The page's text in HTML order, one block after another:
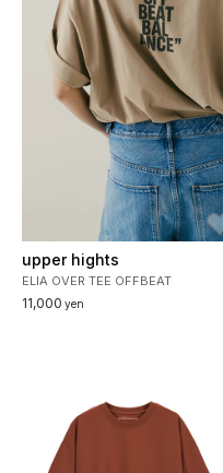
upper hights
ELIA OVER TEE OFFBEAT
11,000 yen